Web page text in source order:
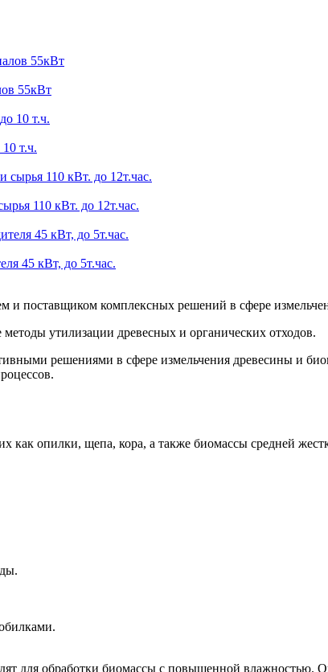
55кВт
т.ч.
110 кВт. до 12т.час.
45 кВт, до 5т.час.
поставщиком комплексных решений в сфере
утилизации древесных и органических отходов.
решениями в сфере измельчения древесины и
как опилки, щепа, кора, а также биомассы средней
для обработки биомассы с повышенной